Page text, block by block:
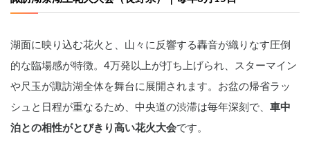
湖面に映り込む花火と、山々に反響する轟音が織りなす圧倒
的な臨場感が特徴。4万発以上が打ち上げられ、スターマイン
や尺玉が諏訪湖全体を舞台に展開されます。お盆の帰省ラッ
シュと日程が重なるため、中央道の渋滞は毎年深刻で、 車中
泊との相性がとびきり高い花火大会です。